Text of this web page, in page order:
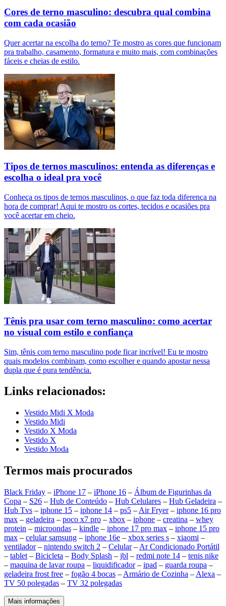
Cores de terno masculino: descubra qual combina
com cada ocasião
Quer acertar na escolha do terno? Te mostro as cores que funcionam
pra trabalho, casamento, formatura e muito mais, com combinações
fáceis e cheias de estilo.
Tipos de ternos masculinos: entenda as diferenças e
escolha o ideal pra você
Conheça os tipos de ternos masculinos, o que faz toda diferença na
hora de comprar! Aqui te mostro os cortes, tecidos e ocasiões pra
você acertar em cheio.
Tênis pra usar com terno masculino: como acertar
no visual com estilo e confiança
Sim, tênis com terno masculino pode ficar incrível! Eu te mostro
quais modelos combinam, como escolher e quando apostar nessa
dupla que é pura tendência.
Links relacionados:
Vestido Midi X Moda
Vestido Midi
Vestido X Moda
Vestido X
Vestido Moda
Termos mais procurados
Black Friday – iPhone 17 – iPhone 16 – Álbum de Figurinhas da
Copa – S26 – Hub de Conteúdo – Hub Celulares – Hub Geladeira –
Hub Tvs – iphone 15 – iphone 14 – ps5 – Air Fryer– iphone 16 pro
max – geladeira – poco x7 pro – xbox – iphone – creatina – whey
protein – microondas – kindle – iphone 17 pro max – iphone 15 pro
max – celular samsung – iphone 16e – xbox series s – xiaomi –
ventilador– nintendo switch 2 – Celular– Ar Condicionado Portátil
– tablet – Bicicleta – Body Splash – jbl – redmi note 14 – tenis nike
– maquina de lavar roupa – liquidificador– ipad – guarda roupa –
geladeira frost free – fogão 4 bocas – Armário de Cozinha – Alexa –
TV 50 polegadas – TV 32 polegadas
Mais informações